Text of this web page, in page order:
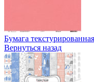
Бумага
Вернуться назад